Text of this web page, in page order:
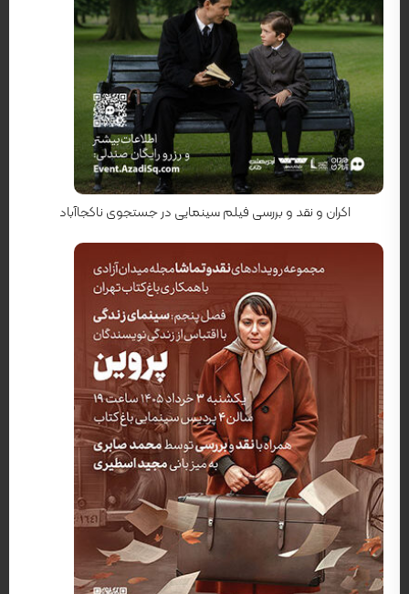
کارگردان: مارک فورستر
اکران و نقد و بررسی فیلم سینمایی در جستجوی ناکجاآباد